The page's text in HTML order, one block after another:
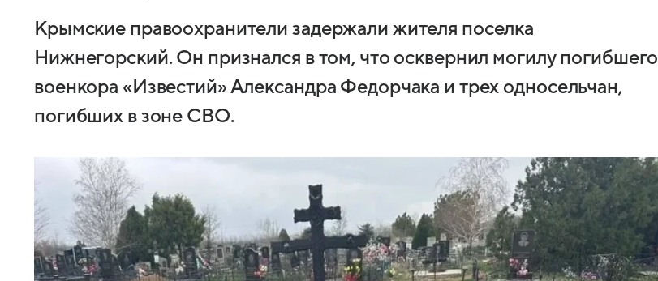
Крымские правоохранители задержали жителя поселка
Нижнегорский. Он признался в том, что осквернил могилу погибшего
военкора «Известий» Александра Федорчака и трех односельчан,
погибших в зоне СВО.